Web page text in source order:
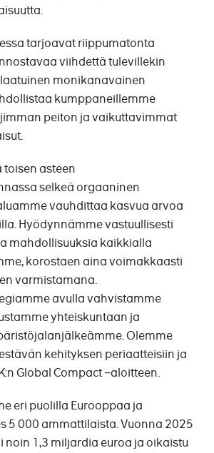
tarjoavat riippumatonta
viihdettä tulevillekin
monikanavainen
kumppaneillemme
peiton ja vaikuttavimmat
toisen asteen
selkeä orgaaninen
vauhdittaa kasvua arvoa
Hyödynnämme vastuullisesti
mahdollisuuksia kaikkialla
korostaen aina voimakkaasti
varmistamana.
avulla vahvistamme
yhteiskuntaan ja
Olemme
kehityksen periaatteisiin ja
Global Compact −aloitteen.
eri puolilla Eurooppaa ja
5 000 ammattilaista. Vuonna 2025
1,3 miljardia euroa ja oikaistu